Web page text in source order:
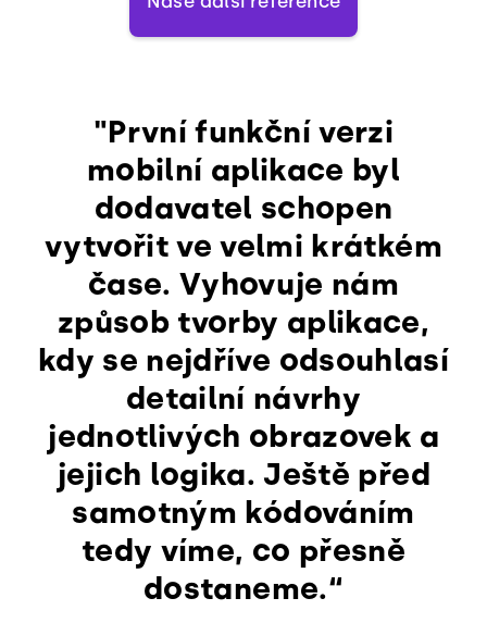
"První funkční verzi
mobilní aplikace byl
dodavatel schopen
vytvořit ve velmi krátkém
čase. Vyhovuje nám
způsob tvorby aplikace,
kdy se nejdříve odsouhlasí
detailní návrhy
jednotlivých obrazovek a
jejich logika. Ještě před
samotným kódováním
tedy víme, co přesně
dostaneme.“